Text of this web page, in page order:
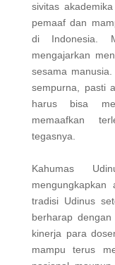
sivitas
pemaaf dan
di Indonesia.
mengajarkan
sesama
sempurna, pasti
harus bisa
memaafkan
tegasnya.
Kahumas
tradisi Udinus
berharap
kinerja para
mampu terus